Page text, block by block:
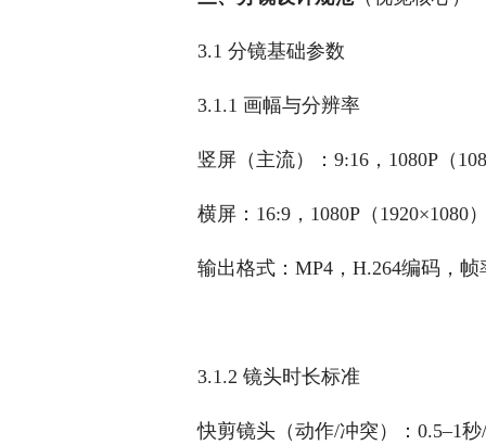
3.1 分镜基础参数
3.1.1 画幅与分辨率
竖屏（主流）：9:16，1080P（
横屏：16:9，1080P（1920×1080
输出格式：MP4，H.264编码，
3.1.2 镜头时长标准
快剪镜头（动作/冲突）：0.5–1